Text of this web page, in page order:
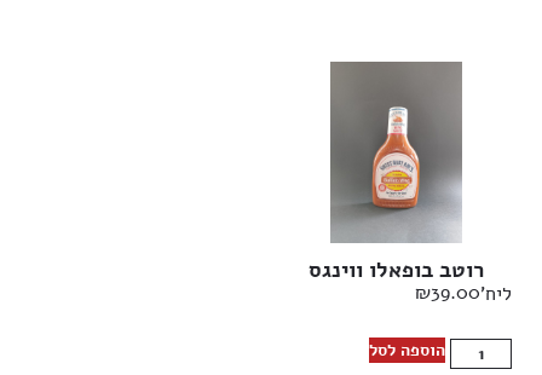
רוטב בופאלו ווינגס
ליח' ₪39.00
הוספה לסל